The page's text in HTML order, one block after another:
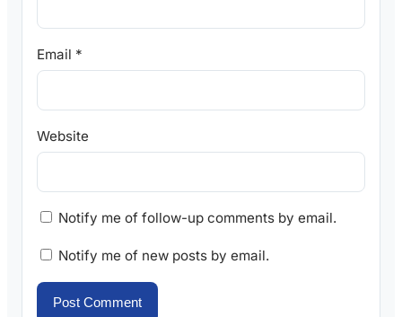
Email *
Website
Notify me of follow-up comments by email.
Notify me of new posts by email.